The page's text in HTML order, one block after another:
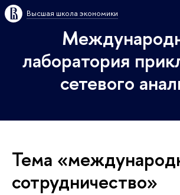
Высшая школа экономики
лаборатория
сетевого
Тема
сотрудничество»